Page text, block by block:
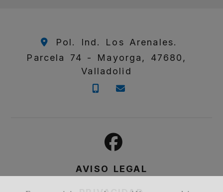
Pol. Ind. Los Arenales.
Parcela 74 - Mayorga, 47680,
Valladolid
657 230 185
AVISO LEGAL